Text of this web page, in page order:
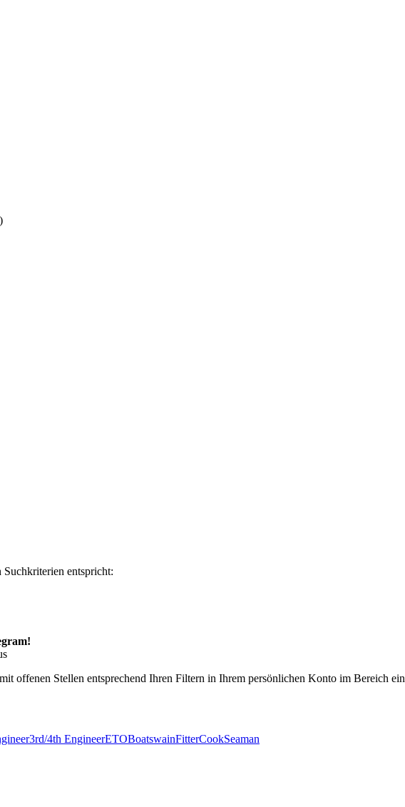
Suchkriterien entspricht:
offenen Stellen entsprechend Ihren Filtern in Ihrem persönlichen Konto im Bereich ein
3rd/4th EngineerETOBoatswainFitterCookSeaman